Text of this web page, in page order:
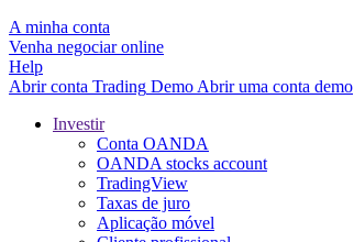
A minha conta
Venha negociar online
Help
Abrir conta Trading Demo Abrir uma conta demo
Investir
Conta OANDA
OANDA stocks account
TradingView
Taxas de juro
Aplicação móvel